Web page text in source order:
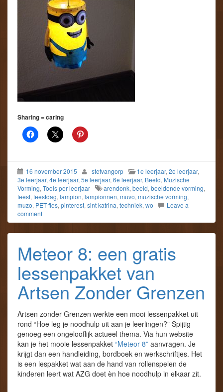
Sharing = caring
16 november 2015 stefvangorp 1e leerjaar, 2e leerjaar,
3e leerjaar, 4e leerjaar, 5e leerjaar, 6e leerjaar, Beeld, Muzische
Vorming, Tools per leerjaar arendonk, beeld, beeldende vorming,
feest, feestdag, lampion, lampionnen, muvo, muzische vorming,
muzo, PET-fles, pinterest, sint katrina, techniek, wo
Leave a
comment
Meteor 8: een gratis
lessenpakket van
Artsen Zonder Grenzen
Artsen zonder Grenzen werkte een mooi lessenpakket uit
rond “Hoe leg je noodhulp uit aan je leerlingen?” Spijtig
genoeg een ongelooflijk actueel thema. Via hun website
kan je het mooie lessenpakket “Meteor 8” aanvragen. Je
krijgt dan een handleiding, bordboek en werkschriftjes. Het
is een lespakket wat aan de hand van rollenspelen de
kinderen leert wat AZG doet èn hoe noodhulp in elkaar zit.